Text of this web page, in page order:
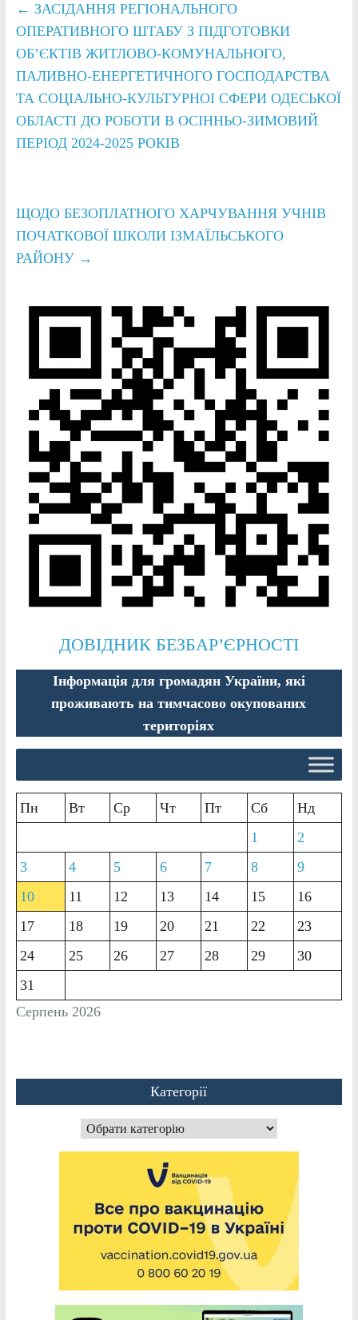
← ЗАСIДАННЯ РЕГIОНАЛЬНОГО
ОПЕРАТИВНОГО ШТАБУ З ПIДГОТОВКИ
ОБ’ЄКТIВ ЖИТЛОВО-КОМУНАЛЬНОГО,
ПАЛИВНО-ЕНЕРГЕТИЧНОГО ГОСПОДАРСТВА
ТА СОЦIАЛЬНО-КУЛЬТУРНОI СФЕРИ ОДЕСЬКОЇ
ОБЛАСТI ДО РОБОТИ В ОСIННЬО-ЗИМОВИЙ
ПЕРIОД 2024-2025 РОКIВ
ЩОДО БЕЗОПЛАТНОГО ХАРЧУВАННЯ УЧНІВ
ПОЧАТКОВОЇ ШКОЛИ ІЗМАЇЛЬСЬКОГО
РАЙОНУ →
ДОВІДНИК БЕЗБАР’ЄРНОСТІ
Інформація для громадян України, які
проживають на тимчасово окупованих
територіях
Серпень 2026
Пн Вт Ср Чт Пт Сб
Нд
1
2
3
4 5 6 7 8
9
10
11 12 13 14 15
16
17
18 19 20 21 22
23
24
25 26 27 28 29
30
31
Категорії
Категорії